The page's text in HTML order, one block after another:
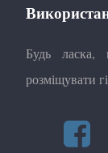
Будь ласка,
розміщувати